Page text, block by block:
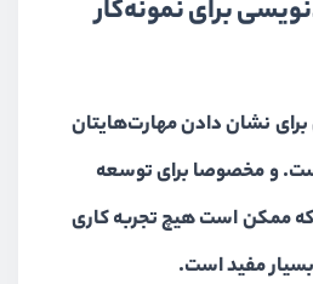
برای نمونه‌کار
برای نشان دادن مهارت‌هایتان
است. و مخصوصا برای توسعه
ممکن است هیچ تجربه کاری
مفید است.